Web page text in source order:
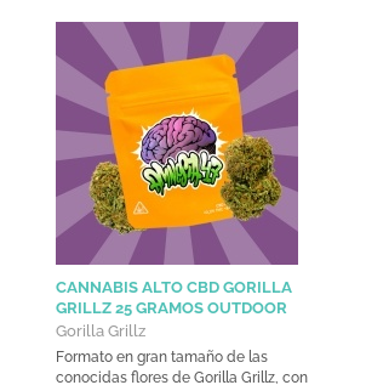
CANNABIS ALTO CBD GORILLA
GRILLZ 25 GRAMOS OUTDOOR
Gorilla Grillz
Formato en gran tamaño de las
conocidas flores de Gorilla Grillz, con